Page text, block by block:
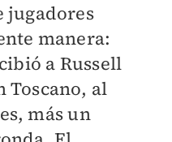
jugadores
manera:
a Russell
Toscano, al
más un